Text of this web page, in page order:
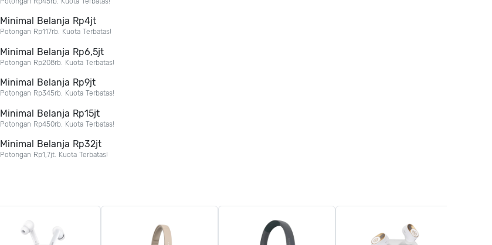
Minimal Belanja Rp4jt
Potongan Rp117rb. Kuota Terbatas!
Minimal Belanja Rp6,5jt
Potongan Rp208rb. Kuota Terbatas!
Minimal Belanja Rp9jt
Potongan Rp345rb. Kuota Terbatas!
Minimal Belanja Rp15jt
Potongan Rp450rb. Kuota Terbatas!
Minimal Belanja Rp32jt
Potongan Rp1,7jt. Kuota Terbatas!